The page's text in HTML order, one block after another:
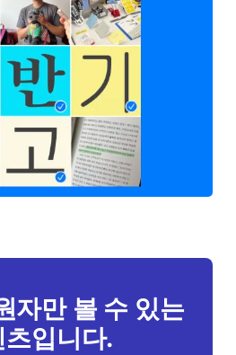
자만 볼 수 있는
츠입니다.